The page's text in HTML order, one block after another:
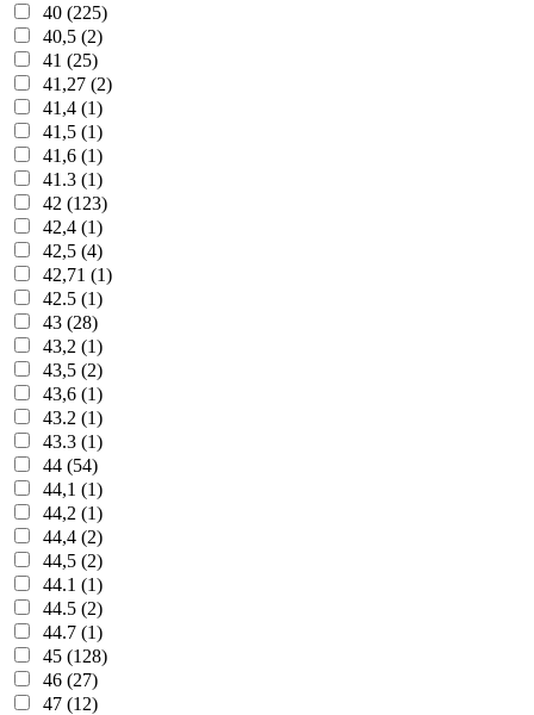
40 (225)
40,5 (2)
41 (25)
41,27 (2)
41,4 (1)
41,5 (1)
41,6 (1)
41.3 (1)
42 (123)
42,4 (1)
42,5 (4)
42,71 (1)
42.5 (1)
43 (28)
43,2 (1)
43,5 (2)
43,6 (1)
43.2 (1)
43.3 (1)
44 (54)
44,1 (1)
44,2 (1)
44,4 (2)
44,5 (2)
44.1 (1)
44.5 (2)
44.7 (1)
45 (128)
46 (27)
47 (12)